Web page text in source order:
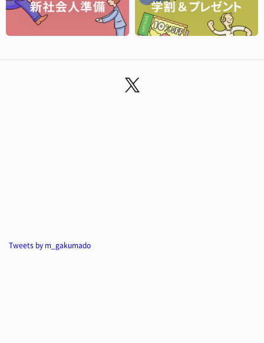
Tweets by m_gakumado